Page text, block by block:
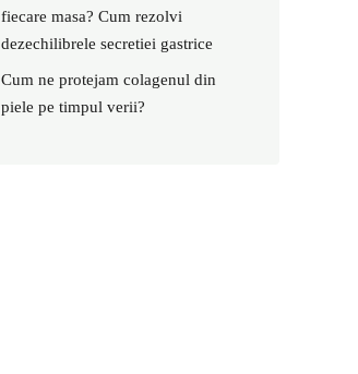
fiecare masa? Cum rezolvi
dezechilibrele secretiei gastrice
Cum ne protejam colagenul din
piele pe timpul verii?